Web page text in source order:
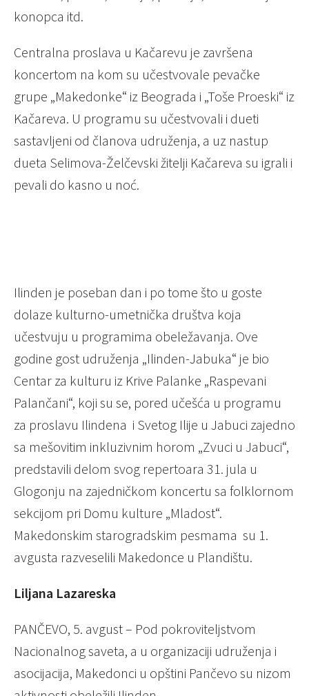
konopca itd.
Centralna proslava u Kačarevu je završena
koncertom na kom su učestvovale pevačke
grupe „Makedonke“ iz Beograda i „Toše Proeski“ iz
Kačareva. U programu su učestvovali i dueti
sastavljeni od članova udruženja, a uz nastup
dueta Selimova-Želčevski žitelji Kačareva su igrali i
pevali do kasno u noć.
Ilinden je poseban dan i po tome što u goste
dolaze kulturno-umetnička društva koja
učestvuju u programima obeležavanja. Ove
godine gost udruženja „Ilinden-Jabuka“ je bio
Centar za kulturu iz Krive Palanke „Raspevani
Palančani“, koji su se, pored učešća u programu
za proslavu Ilindena i Svetog Ilije u Jabuci zajedno
sa mešovitim inkluzivnim horom „Zvuci u Jabuci“,
predstavili delom svog repertoara 31. jula u
Glogonju na zajedničkom koncertu sa folklornom
sekcijom pri Domu kulture „Mladost“.
Makedonskim starogradskim pesmama su 1.
avgusta razveselili Makedonce u Plandištu.
Liljana Lazareska
PANČEVO, 5. avgust – Pod pokroviteljstvom
Nacionalnog saveta, a u organizaciji udruženja i
asocijacija, Makedonci u opštini Pančevo su nizom